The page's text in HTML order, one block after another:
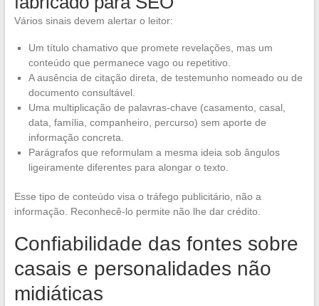
Vários sinais devem alertar o leitor:
Um título chamativo que promete revelações, mas um
conteúdo que permanece vago ou repetitivo.
A ausência de citação direta, de testemunho nomeado ou de
documento consultável.
Uma multiplicação de palavras-chave (casamento, casal,
data, família, companheiro, percurso) sem aporte de
informação concreta.
Parágrafos que reformulam a mesma ideia sob ângulos
ligeiramente diferentes para alongar o texto.
Esse tipo de conteúdo visa o tráfego publicitário, não a
informação. Reconhecê-lo permite não lhe dar crédito.
Confiabilidade das fontes sobre
casais e personalidades não
midiáticas